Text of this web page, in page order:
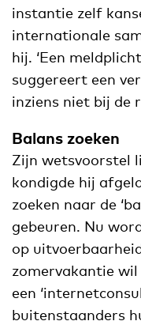
instantie zelf
internationale
hij. ‘Een
suggereert een
inziens niet bij de
Balans zoeken
Zijn wetsvoorstel
kondigde hij
zoeken naar de
gebeuren. Nu
op
zomervakantie
een
buitenstaanders